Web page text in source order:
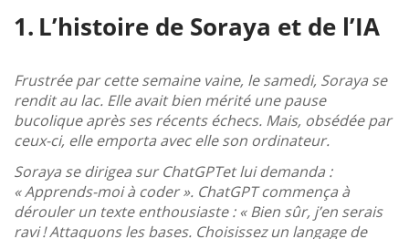
L’histoire de Soraya et de l’IA
Frustrée par cette semaine vaine, le samedi, Soraya se
rendit au lac. Elle avait bien mérité une pause
bucolique après ses récents échecs. Mais, obsédée par
ceux-ci, elle emporta avec elle son ordinateur.
Soraya se dirigea sur ChatGPTet lui demanda :
« Apprends-moi à coder ». ChatGPT commença à
dérouler un texte enthousiaste : « Bien sûr, j’en serais
ravi ! Attaquons les bases. Choisissez un langage de